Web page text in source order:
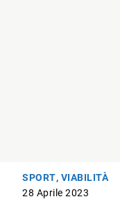
SPORT, VIABILITÀ
28 Aprile 2023